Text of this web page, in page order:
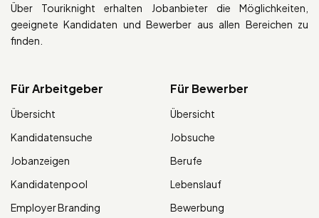
Über Touriknight erhalten Jobanbieter die Möglichkeiten,
geeignete Kandidaten und Bewerber aus allen Bereichen zu
finden.
Für Arbeitgeber
Übersicht
Kandidatensuche
Jobanzeigen
Kandidatenpool
Employer Branding
Für Bewerber
Übersicht
Jobsuche
Berufe
Lebenslauf
Bewerbung